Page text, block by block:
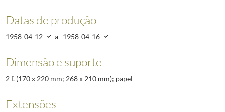
Datas de produção
1958-04-12 a 1958-04-16
Dimensão e suporte
2 f. (170 x 220 mm; 268 x 210 mm); papel
Extensões